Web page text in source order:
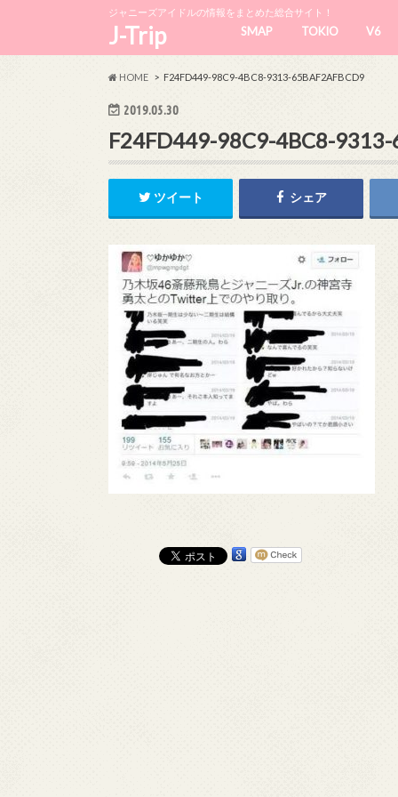
ジャニーズアイドルの情報をまとめた総合サイト！
J-Trip SMAP TOKIO V6
HOME F24FD449-98C9-4BC8-9313-65BAF2AFBCD9
2019.05.30
F24FD449-98C9-4BC8-9313-
ツイート シェア